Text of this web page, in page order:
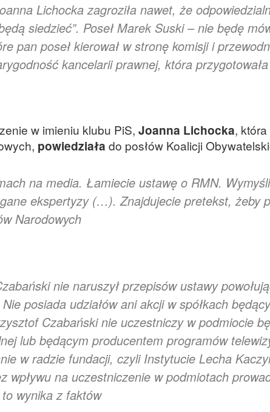
Lichocka zagroziła nawet, że
siedzieć”. Poseł Marek Suski – nie będę
pan poseł kierował w stronę komisji i
kancelarii prawnej, która
w imieniu klubu PiS, Joanna Lichocka,
powiedziała do posłów Koalicji
na media. Łamiecie ustawę o RMN.
ekspertyzy (…). Znajdujecie pretekst, żeby
Narodowych
nie naruszył przepisów ustawy
posiada udziałów ani akcji w spółkach
Czabański nie uczestniczy w podmiocie
lub będącym producentem programów
w radzie fundacji, czyli Instytucie Lecha
wpływu na uczestniczenie w podmiotach
wynika z faktów